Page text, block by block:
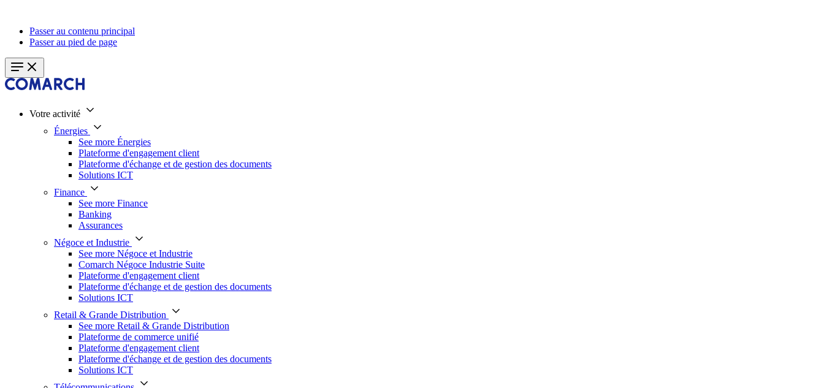
Passer au contenu principal
Passer au pied de page
Votre activité
Énergies
See more Énergies
Plateforme d'engagement client
Plateforme d'échange et de gestion des documents
Solutions ICT
Finance
See more Finance
Banking
Assurances
Négoce et Industrie
See more Négoce et Industrie
Comarch Négoce Industrie Suite
Plateforme d'engagement client
Plateforme d'échange et de gestion des documents
Solutions ICT
Retail & Grande Distribution
See more Retail & Grande Distribution
Plateforme de commerce unifié
Plateforme d'engagement client
Plateforme d'échange et de gestion des documents
Solutions ICT